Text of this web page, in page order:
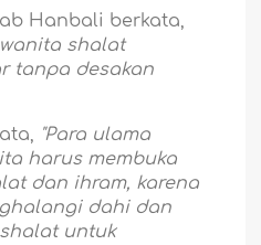
Hanbali berkata,
shalat
tanpa desakan
"Para ulama
harus membuka
dan ihram, karena
dahi dan
untuk